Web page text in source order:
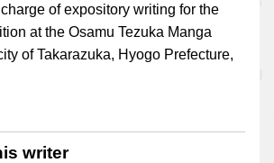
of expository writing for the
at the Osamu Tezuka Manga
of Takarazuka, Hyogo Prefecture,
writer